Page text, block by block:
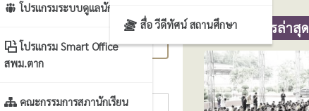
โปรแกรมระบบดูแลนักเรียน
โปรแกรม Smart Office
สพม.ตาก
คณะกรรมการสภานักเรียน
สื่อ วีดีทัศน์ สถานศึกษาข่าวสารล่าสุด